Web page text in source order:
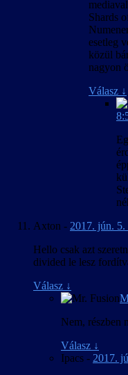
Shards
esetleg
közül
nagyon
Válasz ↓
Axton - 2017. jún. 5.
Hello csak azt
divided le lesz
Válasz ↓
Nem, részben
Válasz ↓
Ipacs - 2017.